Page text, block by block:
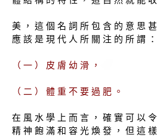
美 ， 這 個 名 詞 所 包 含 的 意 思
應 該 是 現 代 人 所 關 注 的 所 謂 ：
（ 一 ） 皮 膚 幼 滑 ，
（ 二 ） 體 重 不 要 過 肥 。
在 風 水 學 上 而 言 ， 確 實 可 以
精 神 飽 滿 和 容 光 煥 發 ， 但 這